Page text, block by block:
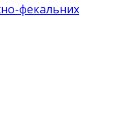
фекальних